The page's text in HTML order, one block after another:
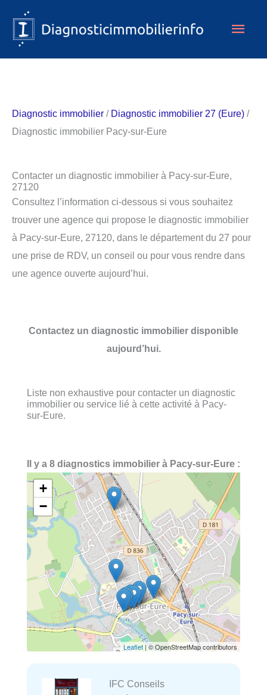
contenu
Diagnostic immobilier / Diagnostic immobilier 27 (Eure) /
Diagnostic immobilier Pacy-sur-Eure
Contacter un diagnostic immobilier à Pacy-sur-Eure,
27120
Consultez l’information ci-dessous si vous souhaitez
trouver une agence qui propose le diagnostic immobilier
à Pacy-sur-Eure, 27120, dans le département du 27 pour
une prise de RDV, un conseil ou pour vous rendre dans
une agence ouverte aujourd’hui.
Contactez un diagnostic immobilier disponible
aujourd’hui.
Liste non exhaustive pour contacter un diagnostic
immobilier ou service lié à cette activité à Pacy-
sur-Eure.
Il y a 8 diagnostics immobilier à Pacy-sur-Eure :
+
−
Leaflet | © OpenStreetMap contributors
IFC Conseils